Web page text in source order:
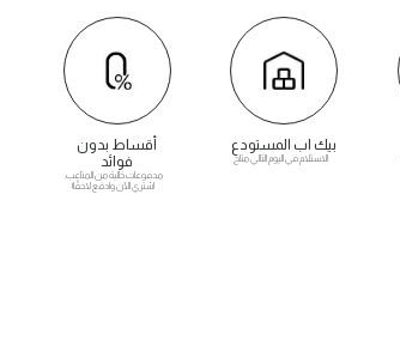
بيك اب المستودع
الاستلام في اليوم التالي متاح
أقساط بدون
فوائد
مدفوعات خالية من المتاعب.
اشتري الآن وادفع لاحقًا!